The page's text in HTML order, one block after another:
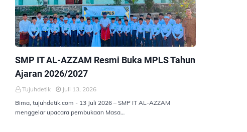
SMP IT AL-AZZAM Resmi Buka MPLS Tahun
Ajaran 2026/2027
Tujuhdetik
Juli 13, 2026
Bima, tujuhdetik.com - 13 Juli 2026 – SMP IT AL-AZZAM
menggelar upacara pembukaan Masa…